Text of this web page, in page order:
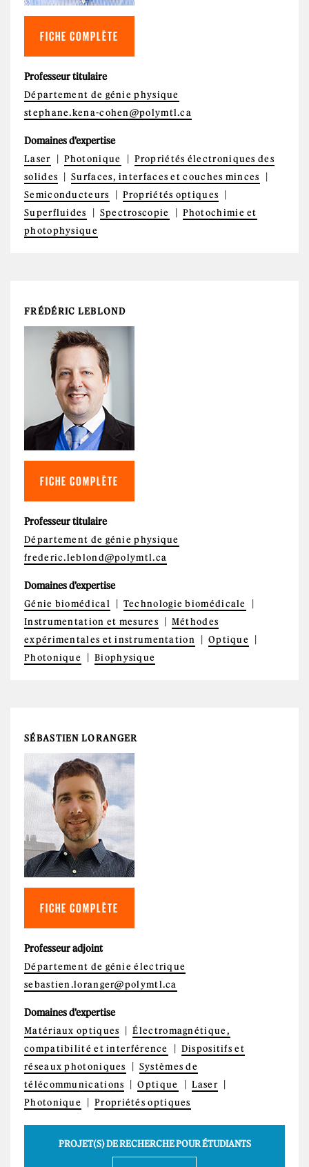
FICHE COMPLÈTE
Professeur titulaire
Département de génie physique
stephane.kena-cohen@polymtl.ca
Domaines d'expertise
Laser Photonique
Propriétés électroniques des
solides
Surfaces, interfaces et couches minces
Semiconducteurs
Propriétés optiques
Superfluides
Spectroscopie
Photochimie et
photophysique
FRÉDÉRIC LEBLOND
FICHE COMPLÈTE
Professeur titulaire
Département de génie physique
frederic.leblond@polymtl.ca
Domaines d'expertise
Génie biomédical
Technologie biomédicale
Instrumentation et mesures
Méthodes
expérimentales et instrumentation
Optique
Photonique
Biophysique
SÉBASTIEN LORANGER
FICHE COMPLÈTE
Professeur adjoint
Département de génie électrique
sebastien.loranger@polymtl.ca
Domaines d'expertise
Matériaux optiques
Électromagnétique,
compatibilité et interférence
Dispositifs et
réseaux photoniques
Systèmes de
télécommunications
Optique
Laser
Photonique
Propriétés optiques
PROJET(S) DE RECHERCHE POUR ÉTUDIANTS